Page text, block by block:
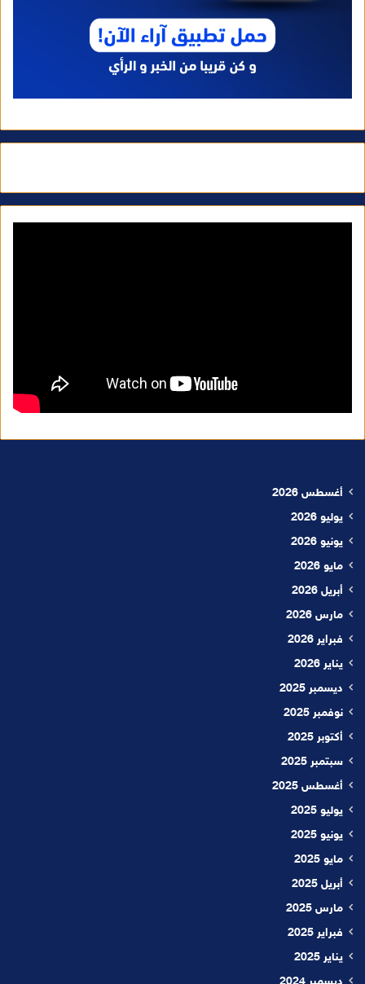
أغسطس 2026
يوليو 2026
يونيو 2026
مايو 2026
أبريل 2026
مارس 2026
فبراير 2026
يناير 2026
ديسمبر 2025
نوفمبر 2025
أكتوبر 2025
سبتمبر 2025
أغسطس 2025
يوليو 2025
يونيو 2025
مايو 2025
أبريل 2025
مارس 2025
فبراير 2025
يناير 2025